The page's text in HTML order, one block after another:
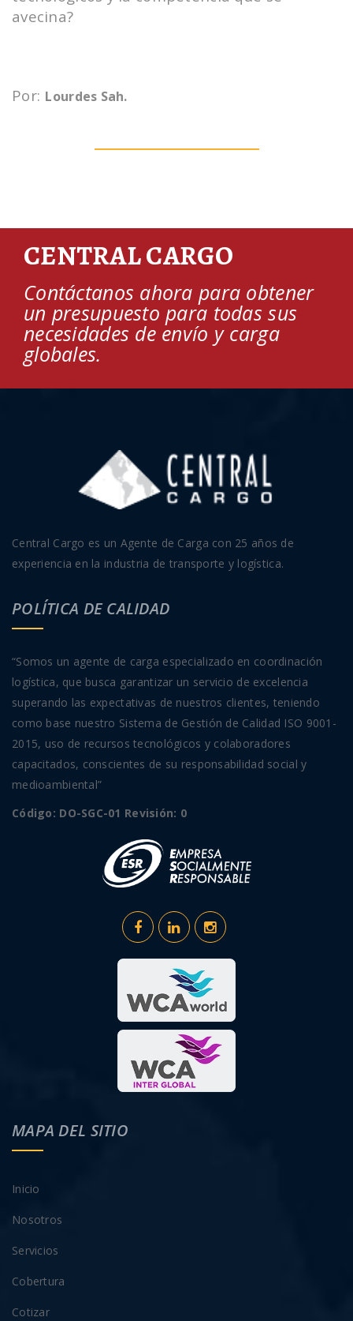
avecina?
Por: Lourdes Sah.
CENTRAL CARGO
Contáctanos ahora para obtener
un presupuesto para todas sus
necesidades de envío y carga
globales.
Central Cargo es un Agente de Carga con 25 años de
experiencia en la industria de transporte y logística.
POLÍTICA DE CALIDAD
“Somos un agente de carga especializado en coordinación
logística, que busca garantizar un servicio de excelencia
superando las expectativas de nuestros clientes, teniendo
como base nuestro Sistema de Gestión de Calidad ISO 9001-
2015, uso de recursos tecnológicos y colaboradores
capacitados, conscientes de su responsabilidad social y
medioambiental”
Código: DO-SGC-01 Revisión: 0
MAPA DEL SITIO
Inicio
Nosotros
Servicios
Cobertura
Cotizar